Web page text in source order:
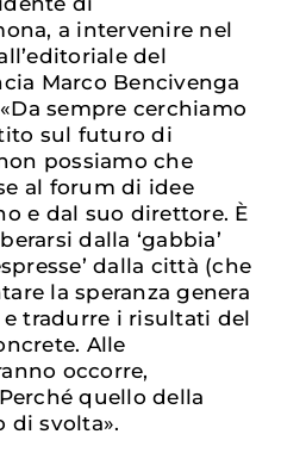
a intervenire nel
del
Marco Bencivenga
sempre cerchiamo
sul futuro di
possiamo che
al forum di idee
e dal suo direttore. È
dalla ‘gabbia’
dalla città (che
la speranza genera
tradurre i risultati del
Alle
occorre,
quello della
di svolta».